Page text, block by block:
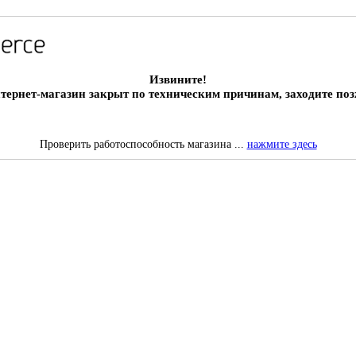
Извините!
магазин закрыт по техническим причинам, заходите
Проверить работоспособность магазина ... нажмите здесь